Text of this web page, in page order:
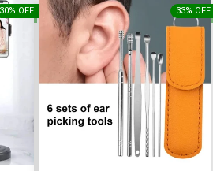
30% OFF 33% OFF